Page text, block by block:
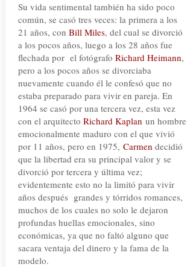
Su vida sentimental también ha sido poco
común, se casó tres veces: la primera a los
21 años, con Bill Miles, del cual se divorció
a los pocos años, luego a los 28 años fue
flechada por el fotógrafo Richard Heimann,
pero a los pocos años se divorciaba
nuevamente cuando él le confesó que no
estaba preparado para vivir en pareja. En
1964 se casó por una tercera vez, esta vez
con el arquitecto Richard Kaplan un hombre
emocionalmente maduro con el que vivió
por 11 años, pero en 1975, Carmen decidió
que la libertad era su principal valor y se
divorció por tercera y última vez;
evidentemente esto no la limitó para vivir
años después grandes y tórridos romances,
muchos de los cuales no solo le dejaron
profundas huellas emocionales, sino
económicas, ya que no faltó alguno que
sacara ventaja del dinero y la fama de la
modelo.